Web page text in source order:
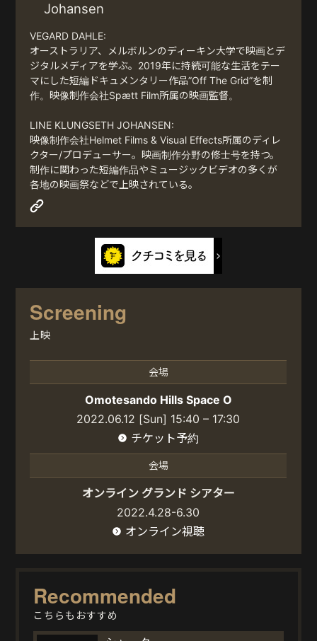
Johansen
VEGARD DAHLE:
オーストラリア、メルボルンのディーキン大学で映画とデ
ジタルメディアを学ぶ。2019年に持続可能な生活をテー
マにした短編ドキュメンタリー作品”Off The Grid”を制
作。映像制作会社Spætt Film所属の映画監督。
LINE KLUNGSETH JOHANSEN:
映像制作会社Helmet Films & Visual Effects所属のディレ
クター/プロデューサー。映画制作分野の修士号を持つ。
制作に関わった短編作品やミュージックビデオの多くが
各地の映画祭などで上映されている。
Screening
上映
会場
Omotesando Hills Space O
2022.06.12 [Sun] 15:40 – 17:30
チケット予約
会場
オンライン グランド シアター
2022.4.28-6.30
オンライン視聴
Recommended
こちらもおすすめ